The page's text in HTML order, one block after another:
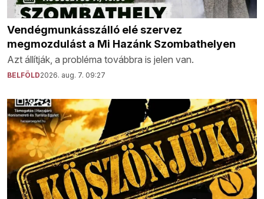
Vendégmunkásszálló elé szervez
megmozdulást a Mi Hazánk Szombathelyen
Azt állítják, a probléma továbbra is jelen van.
BELFÖLD2026. aug. 7. 09:27